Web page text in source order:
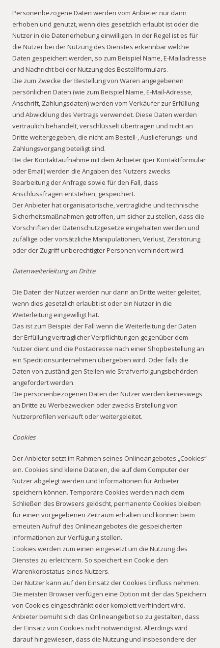
Personenbezogene Daten werden vom Anbieter nur dann
erhoben und genutzt, wenn dies gesetzlich erlaubt ist oder die
Nutzer in die Datenerhebung einwilligen. In der Regel ist es für
die Nutzer bei der Nutzung des Dienstes erkennbar welche
Daten gespeichert werden, so zum Beispiel Name, E-Mailadresse
und Nachricht bei der Nutzung des Bestellformulars.
Die zum Zwecke der Bestellung von Waren angegebenen
persönlichen Daten (wie zum Beispiel Name, E-Mail-Adresse,
Anschrift, Zahlungsdaten) werden vom Verkäufer zur Erfüllung
und Abwicklung des Vertrags verwendet. Diese Daten werden
vertraulich behandelt, verschlüsselt übertragen und nicht an
Dritte weitergegeben, die nicht am Bestell-, Auslieferungs- und
Zahlungsvorgang beteiligt sind.
Bei der Kontaktaufnahme mit dem Anbieter (per Kontaktformular
oder Email) werden die Angaben des Nutzers zwecks
Bearbeitung der Anfrage sowie für den Fall, dass
Anschlussfragen entstehen, gespeichert.
Der Anbieter hat organisatorische, vertragliche und technische
Sicherheitsmaßnahmen getroffen, um sicher zu stellen, dass die
Vorschriften der Datenschutzgesetze eingehalten werden und
zufällige oder vorsätzliche Manipulationen, Verlust, Zerstörung
oder der Zugriff unberechtigter Personen verhindert wird.
Datenweiterleitung an Dritte
Die Daten der Nutzer werden nur dann an Dritte weiter geleitet,
wenn dies gesetzlich erlaubt ist oder ein Nutzer in die
Weiterleitung eingewilligt hat.
Das ist zum Beispiel der Fall wenn die Weiterleitung der Daten
der Erfüllung vertraglicher Verpflichtungen gegenüber dem
Nutzer dient und die Postadresse nach einer Shopbestellung an
ein Speditionsunternehmen übergeben wird. Oder falls die
Daten von zuständigen Stellen wie Strafverfolgungsbehörden
angefordert werden.
Die personenbezogenen Daten der Nutzer werden keineswegs
an Dritte zu Werbezwecken oder zwecks Erstellung von
Nutzerprofilen verkauft oder weitergeleitet.
Cookies
Der Anbieter setzt im Rahmen seines Onlineangebotes „Cookies“
ein. Cookies sind kleine Dateien, die auf dem Computer der
Nutzer abgelegt werden und Informationen für Anbieter
speichern können. Temporäre Cookies werden nach dem
Schließen des Browsers gelöscht, permanente Cookies bleiben
für einen vorgegebenen Zeitraum erhalten und können beim
erneuten Aufruf des Onlineangebotes die gespeicherten
Informationen zur Verfügung stellen.
Cookies werden zum einen eingesetzt um die Nutzung des
Dienstes zu erleichtern. So speichert ein Cookie den
Warenkorbstatus eines Nutzers.
Der Nutzer kann auf den Einsatz der Cookies Einfluss nehmen.
Die meisten Browser verfügen eine Option mit der das Speichern
von Cookies eingeschränkt oder komplett verhindert wird.
Anbieter bemüht sich das Onlineangebot so zu gestalten, dass
der Einsatz von Cookies nicht notwendig ist. Allerdings wird
darauf hingewiesen, dass die Nutzung und insbesondere der